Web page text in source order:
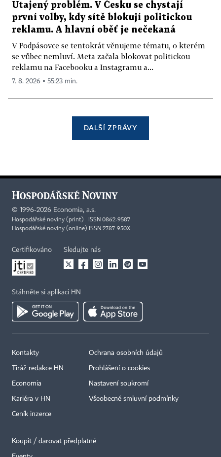
Utajený problém. V Česku se chystají
první volby, kdy sítě blokují politickou
reklamu. A hlavní oběť je nečekaná
V Podpásovce se tentokrát věnujeme tématu, o kterém
se vůbec nemluví. Meta začala blokovat politickou
reklamu na Facebooku a Instagramu a...
7. 8. 2026 ▪ 55:23 min.
DALŠÍ ZPRÁVY
© 1996-2026 Economia, a.s.
Hospodářské noviny (print) ISSN 0862-9587
Hospodářské noviny (online) ISSN 2787-950X
Certifikováno Sledujte nás
Stáhněte si aplikaci HN
Kontakty
Tiráž redakce HN
Economia
Kariéra v HN
Ceník inzerce
Ochrana osobních údajů
Prohlášení o cookies
Nastavení soukromí
Všeobecné smluvní podmínky
Koupit / darovat předplatné